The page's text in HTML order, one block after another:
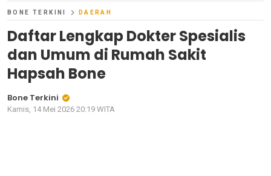
BONE TERKINI DAERAH
Daftar Lengkap Dokter Spesialis
dan Umum di Rumah Sakit
Hapsah Bone
Bone Terkini
Kamis, 14 Mei 2026 20:19 WITA